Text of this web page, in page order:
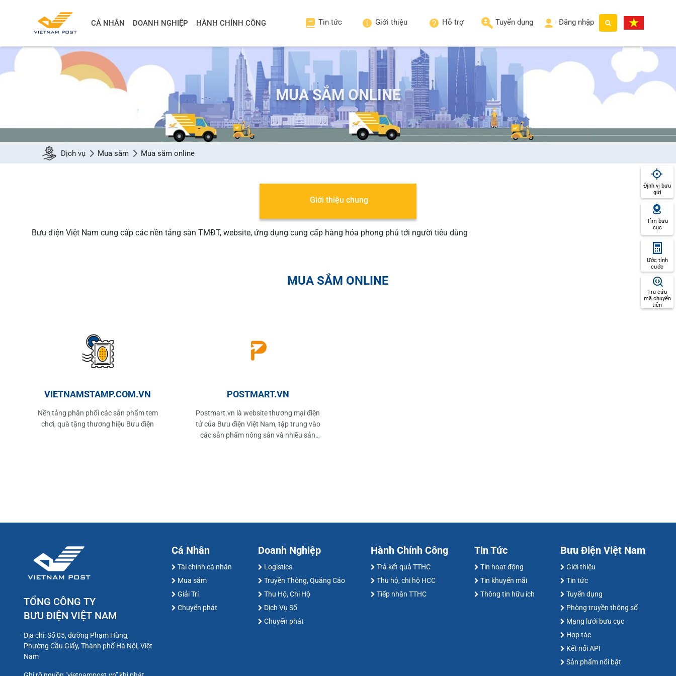
CÁ NHÂN DOANH NGHIỆP HÀNH CHÍNH CÔNG Tin tức Giới thiệu Hỗ trợ Tuyển dụng Đăng nhập
MUA SẮM ONLINE
Dịch vụ Mua sắm Mua sắm online
Giới thiệu chung
Bưu điện Việt Nam cung cấp các nền tảng sàn TMĐT, website, ứng dụng cung cấp hàng hóa phong phú tới người tiêu dùng
MUA SẮM ONLINE
VIETNAMSTAMP.COM.VN
Nền tảng phân phối các sản phẩm tem
chơi, quà tặng thương hiệu Bưu điện
POSTMART.VN
Postmart.vn là website thương mại điện
tử của Bưu điện Việt Nam, tập trung vào
các sản phẩm nông sản và nhiều sản
TỔNG CÔNG TY
BƯU ĐIỆN VIỆT NAM
Địa chỉ: Số 05, đường Phạm Hùng,
Phường Cầu Giấy, Thành phố Hà Nội, Việt
Nam
Cá Nhân
Tài chính cá nhân
Mua sắm
Giải Trí
Chuyển phát
Doanh Nghiệp
Logistics
Truyền Thông, Quảng Cáo
Thu Hộ, Chi Hộ
Dịch Vụ Số
Chuyển phát
Hành Chính Công
Trả kết quả TTHC
Thu hộ, chi hộ HCC
Tiếp nhận TTHC
Tin Tức
Tin hoạt động
Tin khuyến mãi
Thông tin hữu ích
Bưu Điện Việt Nam
Giới thiệu
Tin tức
Tuyển dụng
Phòng truyền thông số
Mạng lưới bưu cục
Hợp tác
Kết nối API
Sản phẩm nổi bật
Định vị bưu
gửi
Tìm bưu
cục
Ước tính
cước
Tra cứu
mã chuyển
tiền